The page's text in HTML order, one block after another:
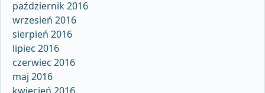
październik 2016
wrzesień 2016
sierpień 2016
lipiec 2016
czerwiec 2016
maj 2016